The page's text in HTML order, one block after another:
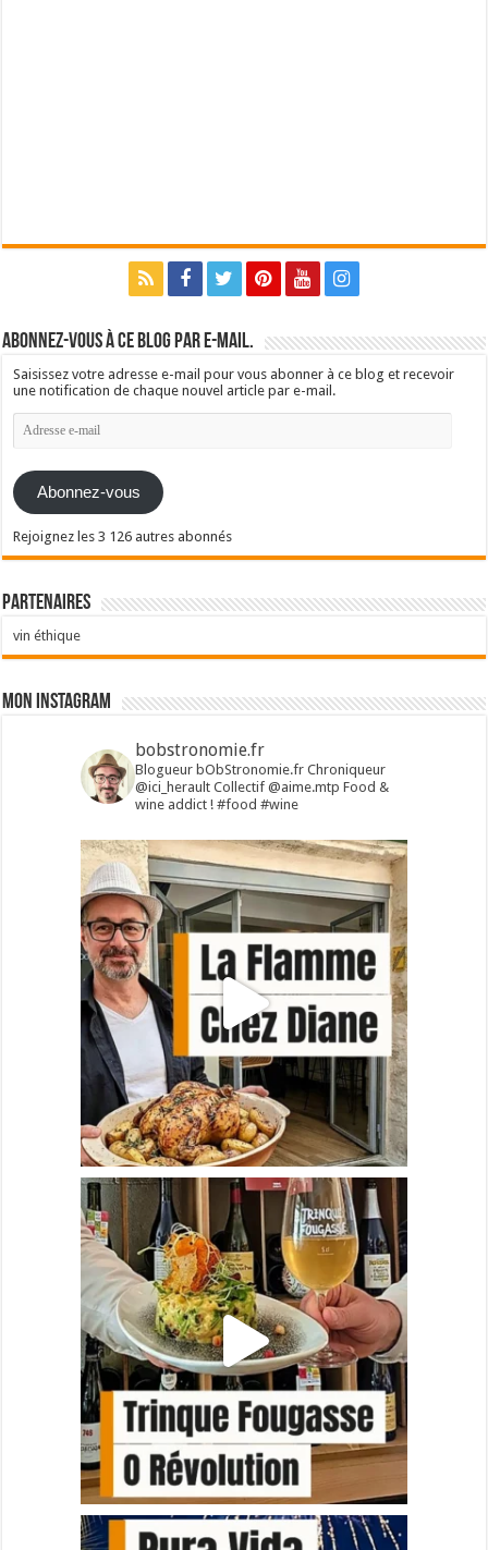
Abonnez-vous à ce blog par e-mail.
Saisissez votre adresse e-mail pour vous abonner à ce blog et recevoir
une notification de chaque nouvel article par e-mail.
Adresse
e-
Abonnez-vous
Rejoignez les 3 126 autres abonnés
Partenaires
vin éthique
Mon Instagram
bobstronomie.fr
Blogueur bObStronomie.fr Chroniqueur
@ici_heraultCollectif @aime.mtp Food &
wine addict !#food #wine